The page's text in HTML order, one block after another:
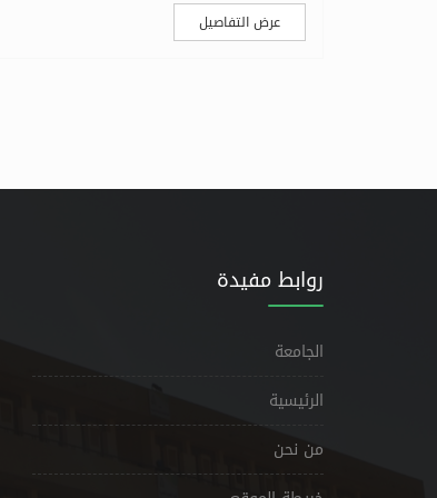
عرض التفاصيل
روابط مفيدة
الجامعة
الرئيسية
من نحن